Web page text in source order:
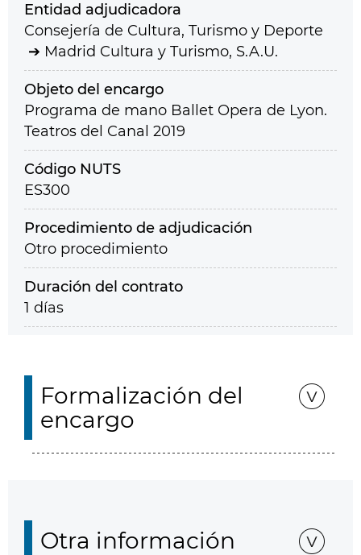
Entidad adjudicadora
Consejería de Cultura, Turismo y Deporte
Madrid Cultura y Turismo, S.A.U.
Objeto del encargo
Programa de mano Ballet Opera de Lyon.
Teatros del Canal 2019
Código NUTS
ES300
Procedimiento de adjudicación
Otro procedimiento
Duración del contrato
1 días
Formalización del
encargo
Otra información